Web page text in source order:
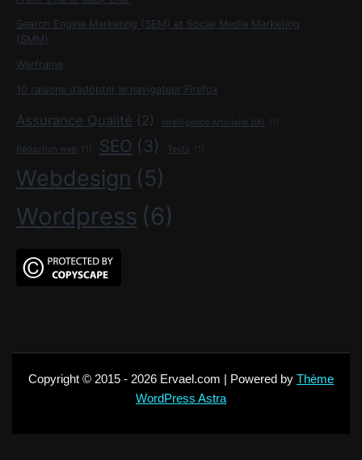
Search Engine Marketing (SEM) et Social Media Marketing
(SMM)
Warframe
10 raisons d’adopter le navigateur Firefox
Assurance Qualité (2) Intelligence Articielle (IA) (1)
Rédaction web (1) SEO (3) Tests (1)
Webdesign (5)
Wordpress (6)
Copyright © 2015 - 2026 Ervael.com | Powered by Thème
WordPress Astra